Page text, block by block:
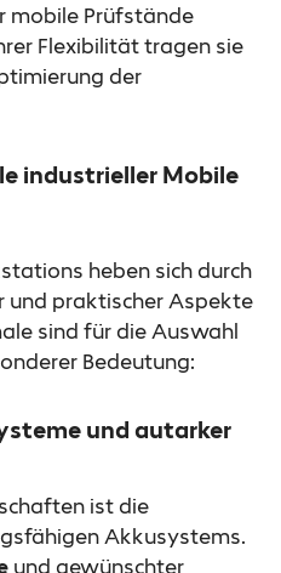
mobile Prüfstände
Flexibilität tragen sie
der
industrieller Mobile
heben sich durch
und praktischer Aspekte
sind für die Auswahl
Bedeutung:
und autarker
ist die
Akkusystems.
und gewünschter